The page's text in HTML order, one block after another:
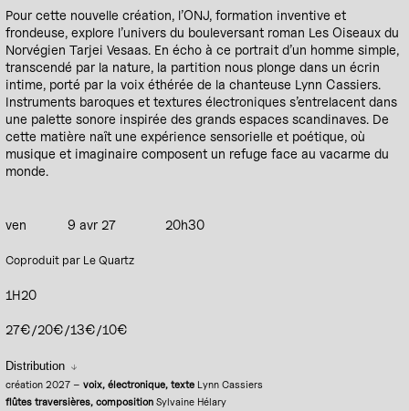
Pour cette nouvelle création, l’ONJ, formation inventive et
frondeuse, explore l’univers du bouleversant roman Les Oiseaux du
Norvégien Tarjei Vesaas. En écho à ce portrait d’un homme simple,
transcendé par la nature, la partition nous plonge dans un écrin
intime, porté par la voix éthérée de la chanteuse Lynn Cassiers.
Instruments baroques et textures électroniques s’entrelacent dans
une palette sonore inspirée des grands espaces scandinaves. De
cette matière naît une expérience sensorielle et poétique, où
musique et imaginaire composent un refuge face au vacarme du
monde.
ven 9 avr 27 20h30
Coproduit par Le Quartz
1H20
27€/20€/13€/10€
Distribution
création 2027 –voix, électronique, texte Lynn Cassiers
flûtes traversières, composition Sylvaine Hélary